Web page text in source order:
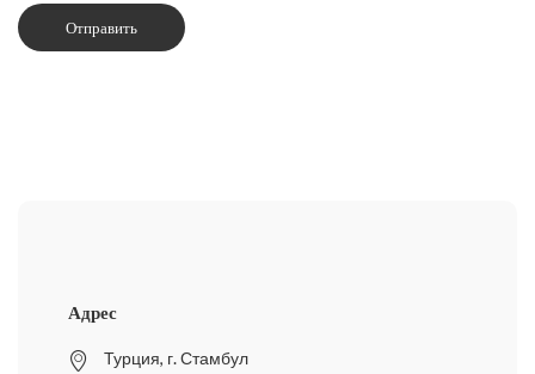
Адрес
Турция, г. Стамбул